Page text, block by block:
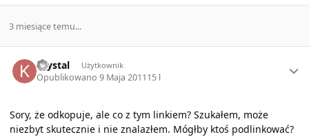
3 miesiące temu...
krystal Użytkownik
Opublikowano9 Maja 201115 l
Sory, że odkopuje, ale co z tym linkiem? Szukałem, może
niezbyt skutecznie i nie znalazłem. Mógłby ktoś podlinkować?